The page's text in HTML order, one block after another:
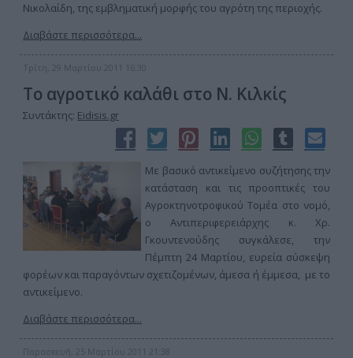
Νικολαίδη, της εμβληματική μορφής του αγρότη της περιοχής.
Διαβάστε περισσότερα...
Τρίτη, 29 Μαρτίου 2011 16:30
Το αγροτικό καλάθι στο Ν. Κιλκίς
Συντάκτης: Eidisis.gr
Με βασικό αντικείμενο συζήτησης την
κατάσταση και τις προοπτικές του
Αγροκτηνοτροφικού Τομέα στο νομό,
ο Αντιπεριφερειάρχης κ. Χρ.
Γκουντενούδης συγκάλεσε, την
Πέμπτη 24 Μαρτίου, ευρεία σύσκεψη
φορέων και παραγόντων σχετιζομένων, άμεσα ή έμμεσα, με το
αντικείμενο.
Διαβάστε περισσότερα...
Παρασκευή, 25 Μαρτίου 2011 21:38